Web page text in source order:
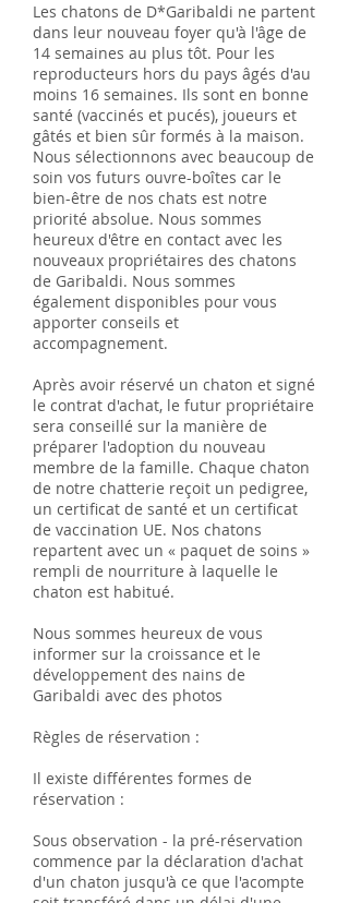
Les chatons de D*Garibaldi ne partent
dans leur nouveau foyer qu'à l'âge de
14 semaines au plus tôt. Pour les
reproducteurs hors du pays âgés d'au
moins 16 semaines. Ils sont en bonne
santé (vaccinés et pucés), joueurs et
gâtés et bien sûr formés à la maison.
Nous sélectionnons avec beaucoup de
soin vos futurs ouvre-boîtes car le
bien-être de nos chats est notre
priorité absolue. Nous sommes
heureux d'être en contact avec les
nouveaux propriétaires des chatons
de Garibaldi. Nous sommes
également disponibles pour vous
apporter conseils et
accompagnement.
Après avoir réservé un chaton et signé
le contrat d'achat, le futur propriétaire
sera conseillé sur la manière de
préparer l'adoption du nouveau
membre de la famille. Chaque chaton
de notre chatterie reçoit un pedigree,
un certificat de santé et un certificat
de vaccination UE. Nos chatons
repartent avec un « paquet de soins »
rempli de nourriture à laquelle le
chaton est habitué.
Nous sommes heureux de vous
informer sur la croissance et le
développement des nains de
Garibaldi avec des photos
Règles de réservation :
Il existe différentes formes de
réservation :
Sous observation - la pré-réservation
commence par la déclaration d'achat
d'un chaton jusqu'à ce que l'acompte